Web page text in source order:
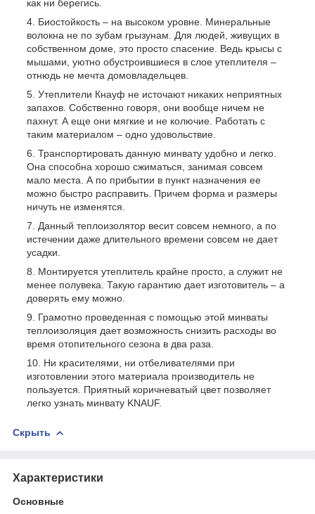
как ни берегись.
Биостойкость – на высоком уровне. Минеральные
волокна не по зубам грызунам. Для людей, живущих в
собственном доме, это просто спасение. Ведь крысы с
мышами, уютно обустроившиеся в слое утеплителя –
отнюдь не мечта домовладельцев.
Утеплители Кнауф не источают никаких неприятных
запахов. Собственно говоря, они вообще ничем не
пахнут. А еще они мягкие и не колючие. Работать с
таким материалом – одно удовольствие.
Транспортировать данную минвату удобно и легко.
Она способна хорошо сжиматься, занимая совсем
мало места. А по прибытии в пункт назначения ее
можно быстро расправить. Причем форма и размеры
ничуть не изменятся.
Данный теплоизолятор весит совсем немного, а по
истечении даже длительного времени совсем не дает
усадки.
Монтируется утеплитель крайне просто, а служит не
менее полувека. Такую гарантию дает изготовитель – а
доверять ему можно.
Грамотно проведенная с помощью этой минваты
теплоизоляция дает возможность снизить расходы во
время отопительного сезона в два раза.
Ни красителями, ни отбеливателями при
изготовлении этого материала производитель не
пользуется. Приятный коричневатый цвет позволяет
легко узнать минвату KNAUF.
Скрыть
Характеристики
Основные